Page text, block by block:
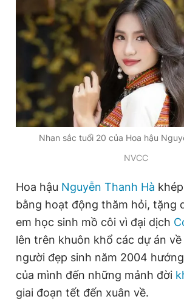
Thông tin tòa soạn Liên hệ
Đọc Thanh Niên trên điện thoại
Theo dõi báo trên
Hotline
0906 645 777
Liên hệ
0908 780
Đặt báo Quảng cáo RSS Tòa
Tổng biên tập: Nguyễn Ngọc Toàn
Nhan sắc tuổi 20 của Hoa hậu
NVCC
Hoa hậu Nguyễn Thanh Hà
bằng hoạt động thăm hỏi, tặng
em học sinh mồ côi vì đại dịch
lên trên khuôn khổ các dự án
người đẹp sinh năm 2004
của mình đến những mảnh đời
giai đoạn tết đến xuân về.